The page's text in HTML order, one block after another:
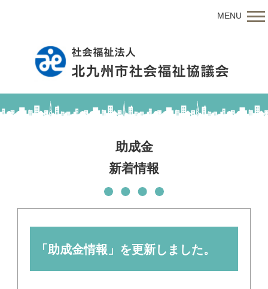
MENU
助成金
新着情報
「助成金情報」を更新しました。